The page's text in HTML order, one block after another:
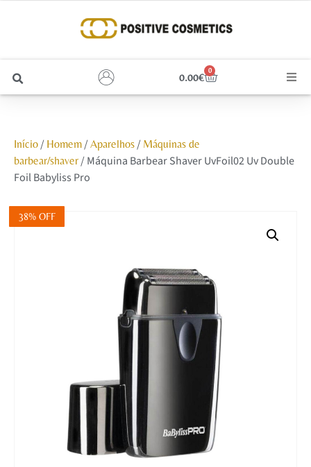
0.00€
0
Unhas
Homem
Rosto
Início/ Homem/ Aparelhos/ Máquinas de
barbear/shaver/ Máquina Barbear Shaver UvFoil02 Uv Double
Foil Babyliss Pro
38% OFF